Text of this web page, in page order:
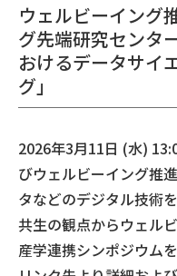
ウェルビーイング
グ先端研究センタ
おけるデータサイ
グ」
2026年3月11日 (水)
びウェルビーイング推
タなどのデジタル技術
共生の観点からウェル
産学連携シンポジウムを